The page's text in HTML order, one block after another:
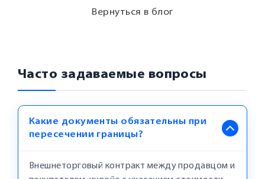
Вернуться в блог
Часто задаваемые вопросы
Какие документы обязательны при
пересечении границы?
Внешнеторговый контракт между продавцом и